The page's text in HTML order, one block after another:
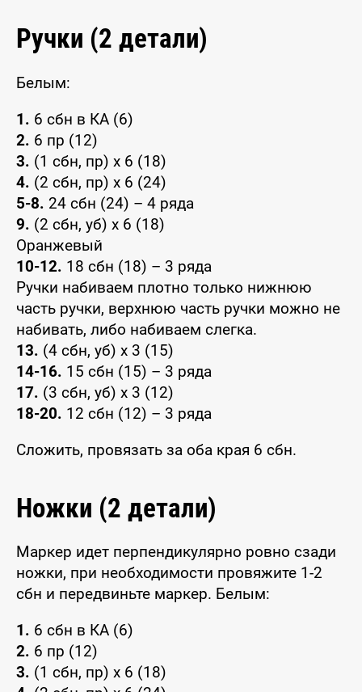
Ручки (2 детали)
Белым:
1. 6 сбн в КА (6)
2. 6 пр (12)
3. (1 сбн, пр) x 6 (18)
4. (2 сбн, пр) x 6 (24)
5-8. 24 сбн (24) – 4 ряда
9. (2 сбн, уб) x 6 (18)
Оранжевый
10-12. 18 сбн (18) – 3 ряда
Ручки набиваем плотно только нижнюю
часть ручки, верхнюю часть ручки можно не
набивать, либо набиваем слегка.
13. (4 сбн, уб) x 3 (15)
14-16. 15 сбн (15) – 3 ряда
17. (3 сбн, уб) x 3 (12)
18-20. 12 сбн (12) – 3 ряда
Сложить, провязать за оба края 6 сбн.
Ножки (2 детали)
Маркер идет перпендикулярно ровно сзади
ножки, при необходимости провяжите 1-2
сбн и передвиньте маркер. Белым:
1. 6 сбн в КА (6)
2. 6 пр (12)
3. (1 сбн, пр) x 6 (18)